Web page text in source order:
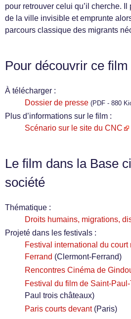
pour retrouver celui qu’il cherche.
de la ville invisible et emprunte
parcours classique des migrants
Pour découvrir ce film
À télécharger :
Dossier de presse (PDF - 880
Plus d’informations sur le film :
Scénario sur le site du CNC
Le film dans la Base
société
Thématique :
Droits humains, migrations,
Projeté dans les festivals :
Festival international du
Ferrand (Clermont-Ferrand)
Rencontres Cinéma de
Festival du film de Saint-
Paul trois châteaux)
Paris courts devant (Paris)